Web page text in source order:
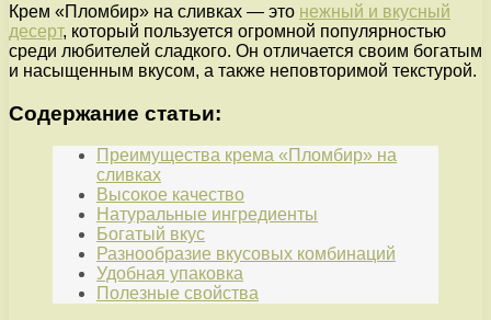
Крем «Пломбир» на сливках — это нежный и вкусный
десерт, который пользуется огромной популярностью
среди любителей сладкого. Он отличается своим богатым
и насыщенным вкусом, а также неповторимой текстурой.
Содержание статьи:
Преимущества крема «Пломбир» на
сливках
Высокое качество
Натуральные ингредиенты
Богатый вкус
Разнообразие вкусовых комбинаций
Удобная упаковка
Полезные свойства